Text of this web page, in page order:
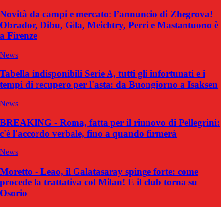
Novità da campi e mercato: l’annuncio di Zhegrova!
Obrador, Dibu, Gila, Meichtry, Perri e Mastantuono è
a Firenze
News
Tabella indisponibili Serie A, tutti gli infortunati e i
tempi di recupero per l'asta: da Buongiorno a Isaksen
News
BREAKING - Roma, fatta per il rinnovo di Pellegrini:
c'è l'accordo verbale, fino a quando firmerà
News
Moretto - Leao, il Galatasaray spinge forte: come
procede la trattativa col Milan! E il club torna su
Osorio